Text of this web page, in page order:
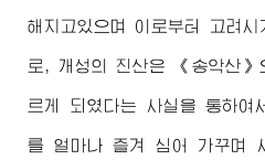
해지고있으며 이로부터 고려
로, 개성의 진산은 《송악산
르게 되였다는 사실을 통하여
를 얼마나 즐겨 심어 가꾸며